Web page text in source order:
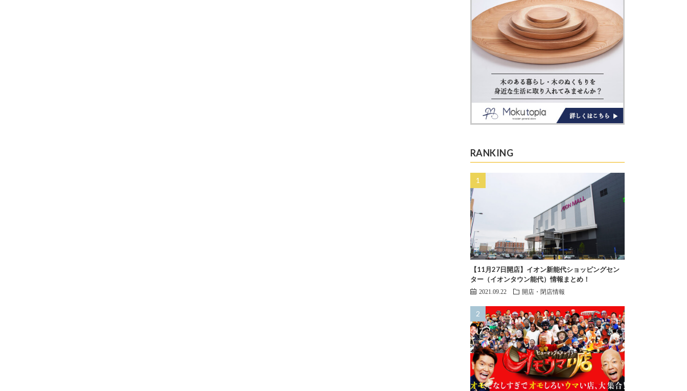
RANKING
【11月27日開店】イオン新能代ショッピングセン
ター（イオンタウン能代）情報まとめ！
2021.09.22 開店・閉店情報